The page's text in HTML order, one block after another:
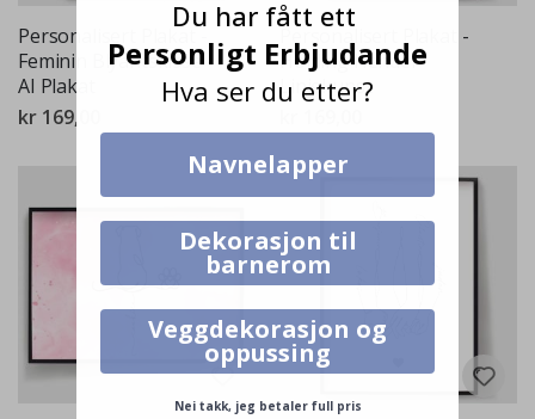
Personalisert Plakat -
Feminin Blyantskisse -
AI Plakat
kr 169,00
Personalisert Plakat -
Holding Hender
Linjekunst
Du har fått ett
Personligt Erbjudande
Hva ser du etter?
Navnelapper
Dekorasjon til
barnerom
Veggdekorasjon og
oppussing
Nei takk, jeg betaler full pris